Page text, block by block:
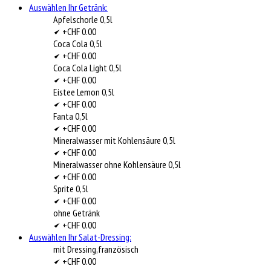
Auswählen Ihr Getränk:
Apfelschorle 0,5l
+CHF 0.00
Coca Cola 0,5l
+CHF 0.00
Coca Cola Light 0,5l
+CHF 0.00
Eistee Lemon 0,5l
+CHF 0.00
Fanta 0,5l
+CHF 0.00
Mineralwasser mit Kohlensäure 0,5l
+CHF 0.00
Mineralwasser ohne Kohlensäure 0,5l
+CHF 0.00
Sprite 0,5l
+CHF 0.00
ohne Getränk
+CHF 0.00
Auswählen Ihr Salat-Dressing:
mit Dressing,französisch
+CHF 0.00